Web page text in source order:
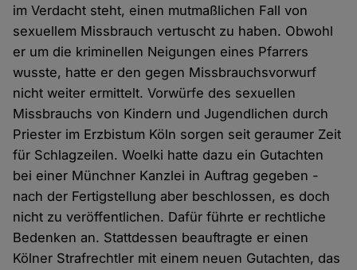
im Verdacht steht, einen mutmaßlichen Fall von
sexuellem Missbrauch vertuscht zu haben. Obwohl
er um die kriminellen Neigungen eines Pfarrers
wusste, hatte er den gegen Missbrauchsvorwurf
nicht weiter ermittelt. Vorwürfe des sexuellen
Missbrauchs von Kindern und Jugendlichen durch
Priester im Erzbistum Köln sorgen seit geraumer Zeit
für Schlagzeilen. Woelki hatte dazu ein Gutachten
bei einer Münchner Kanzlei in Auftrag gegeben -
nach der Fertigstellung aber beschlossen, es doch
nicht zu veröffentlichen. Dafür führte er rechtliche
Bedenken an. Stattdessen beauftragte er einen
Kölner Strafrechtler mit einem neuen Gutachten, das